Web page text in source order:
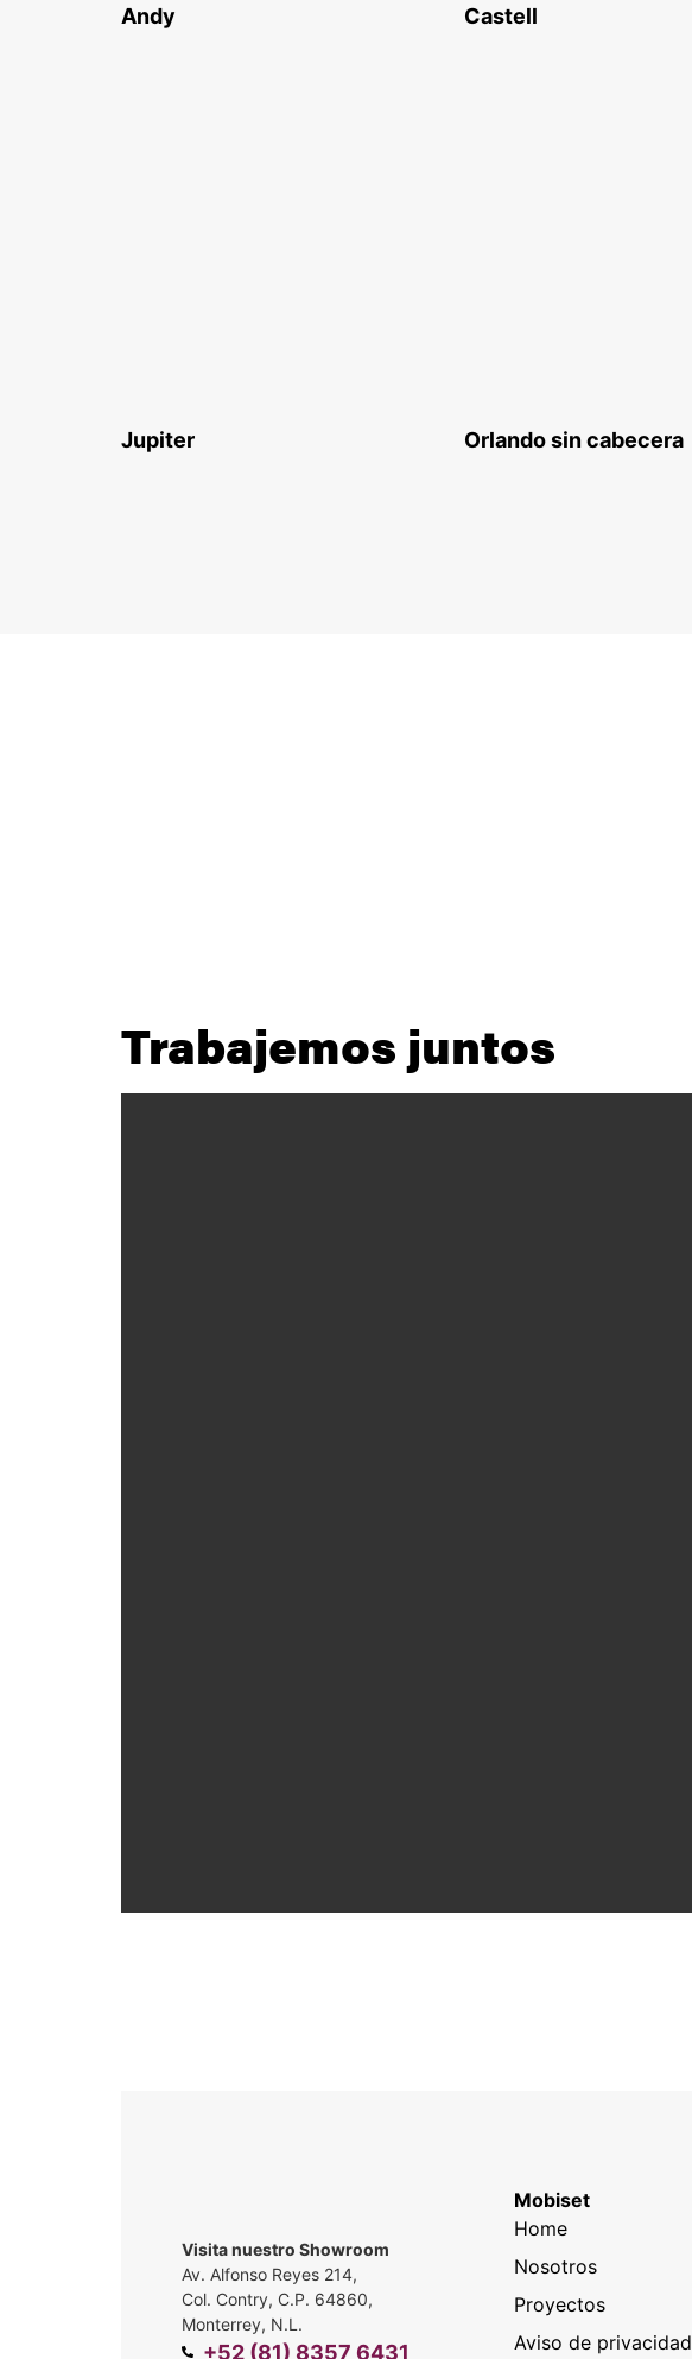
Andy Castell
Jupiter Orlando sin cabecera
Trabajemos juntos
Visita nuestro Showroom
Av. Alfonso Reyes 214,
Col. Contry, C.P. 64860,
Monterrey, N.L.
+52 (81) 8357 6431
Mobiset
Home
Nosotros
Proyectos
Aviso de privacidad